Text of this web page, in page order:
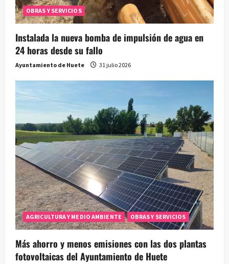
OBRAS Y SERVICIOS
Instalada la nueva bomba de impulsión de agua en
24 horas desde su fallo
Ayuntamiento de Huete 31 julio 2026
AGRICULTURA Y MEDIO AMBIENTE OBRAS Y SERVICIOS
Más ahorro y menos emisiones con las dos plantas
fotovoltaicas del Ayuntamiento de Huete